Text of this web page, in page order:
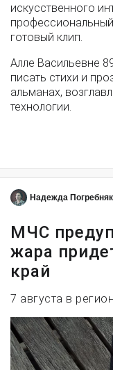
искусственного
готовый клип.
Алле Васильевне
писать стихи и
альманах,
технологии.
Надежда Погребняк
МЧС
жара
край
7 августа в